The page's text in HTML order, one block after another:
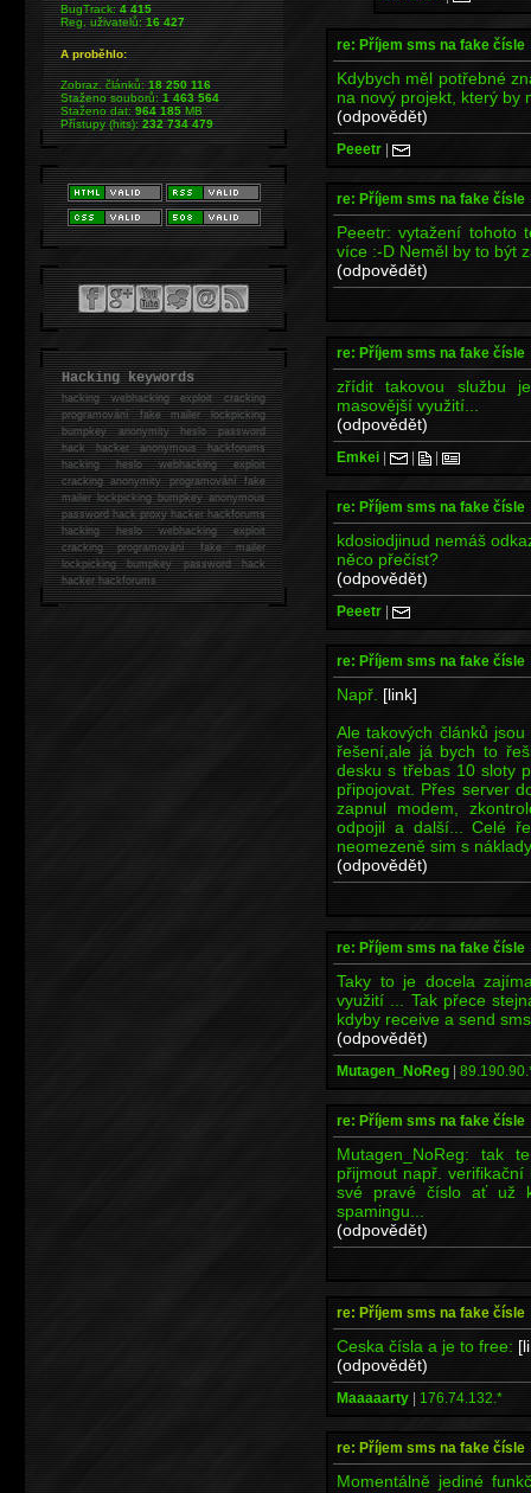
re: Příjem sms na fake čísle
Kdybych měl potřebné
na nový projekt, který by
(odpovědět)
Peeetr |
re: Příjem sms na fake čísle
Peeetr: vytažení tohoto
více :-D Neměl by to být
(odpovědět)
re: Příjem sms na fake čísle
zřídit takovou službu
masovější využití...
(odpovědět)
Emkei | | |
re: Příjem sms na fake čísle
kdosiodjinud nemáš
něco přečíst?
(odpovědět)
Peeetr |
re: Příjem sms na fake čísle
Např. [link]
Ale takových článků
řešení,ale já bych to
desku s třebas 10 sloty
připojovat. Přes server
zapnul modem,
odpojil a další... Celé
neomezeně sim s
(odpovědět)
re: Příjem sms na fake čísle
Taky to je docela
využití ... Tak přece
kdyby receive a send
(odpovědět)
Mutagen_NoReg |
re: Příjem sms na fake čísle
Mutagen_NoReg: tak
přijmout např.
své pravé číslo ať už
spamingu...
(odpovědět)
re: Příjem sms na fake čísle
Ceska čísla a je to free:
(odpovědět)
Maaaaarty | 176.74.132.*
re: Příjem sms na fake čísle
Momentálně jediné
BugTrack:4 415
Reg. uživatelů:16 427
A proběhlo:
Zobraz. článků:18 250 116
Staženo souborů:1 463 564
Staženo dat:964 185MB
Přístupy (hits):232 734 479
Hacking keywords
hackingwebhacking exploit cracking
programování fake mailer lockpicking
bumpkey anonymity heslo password
hackhacker anonymous hackforums
hackingheslo webhacking exploit
cracking anonymity programování fake
mailer lockpicking bumpkey anonymous
password hack proxy hacker hackforums
hacking heslo webhacking exploit
cracking programování fake mailer
lockpicking bumpkey password hack
hackerhackforums